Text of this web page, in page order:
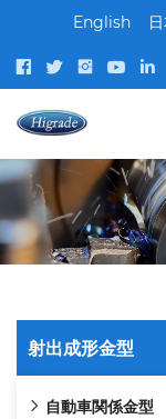
English
射出成形金型
自動車関係金型